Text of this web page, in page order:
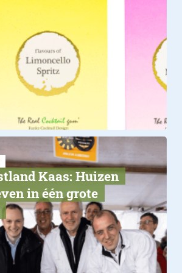
Burger
Kaas: Huizen
in één grote